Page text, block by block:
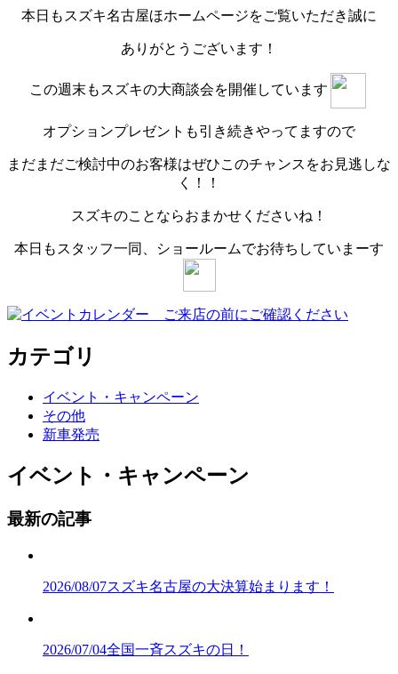
本日もスズキ名古屋ほホームページをご覧いただき誠に
ありがとうございます！
この週末もスズキの大商談会を開催しています
オプションプレゼントも引き続きやってますので
まだまだご検討中のお客様はぜひこのチャンスをお見逃しな
く！！
スズキのことならおまかせくださいね！
本日もスタッフ一同、ショールームでお待ちしていまーす
カテゴリ
イベント・キャンペーン
その他
新車発売
イベント・キャンペーン
最新の記事
2026/08/07スズキ名古屋の大決算始まります！
2026/07/04全国一斉スズキの日！